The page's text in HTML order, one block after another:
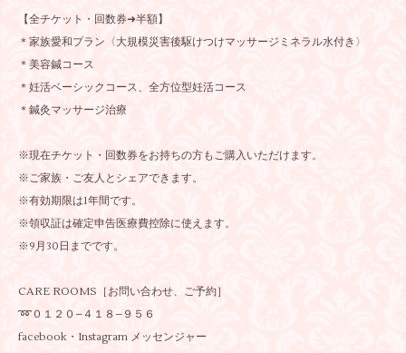
【全チケット・回数券➜半額】
＊家族愛和プラン〈大規模災害後駆けつけマッサージミネラル水付き〉
＊美容鍼コース
＊妊活ベーシックコース、全方位型妊活コース
＊鍼灸マッサージ治療
※現在チケット・回数券をお持ちの方もご購入いただけます。
※ご家族・ご友人とシェアできます。
※有効期限は1年間です。
※領収証は確定申告医療費控除に使えます。
※9月30日までです。
CARE ROOMS［お問い合わせ、ご予約］
➿️０１２０−４１８−９５６
facebook・Instagram メッセンジャー